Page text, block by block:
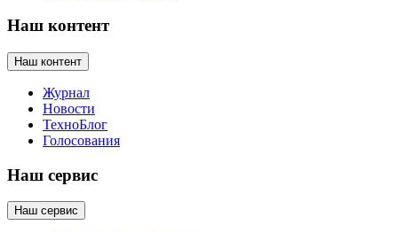
Наш контент
Наш контент
Журнал
Новости
ТехноБлог
Голосования
Наш сервис
Наш сервис